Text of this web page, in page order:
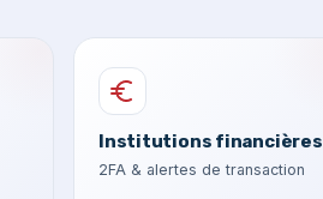
Institutions financières
2FA & alertes de transaction